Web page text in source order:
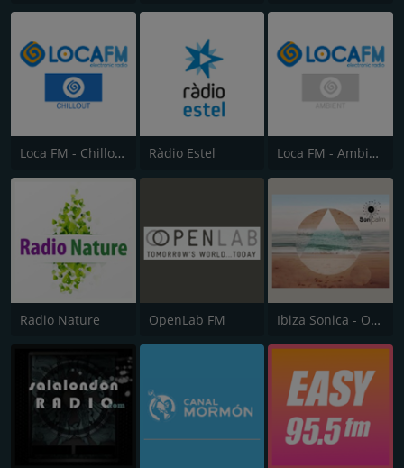
Loca FM - Chillout Ràdio Estel Loca FM - Ambient
Radio Nature OpenLab FM Ibiza Sonica - Ocean Ibiza Radio